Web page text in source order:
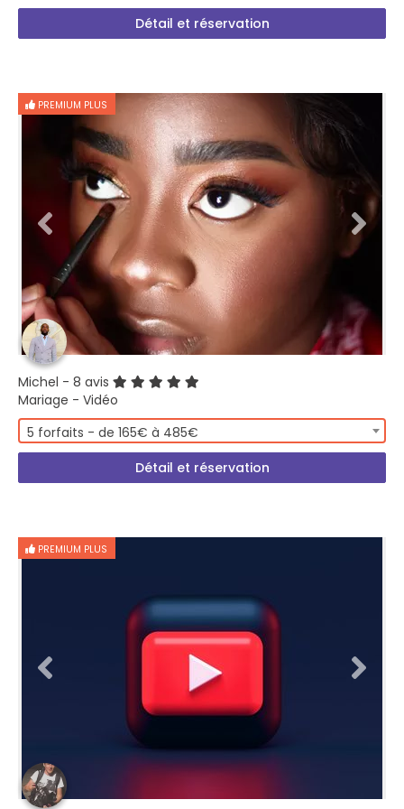
Détail et réservation
PREMIUM PLUS
Michel - 8 avis
Mariage - Vidéo
5 forfaits - de 165€ à 485€
Détail et réservation
PREMIUM PLUS